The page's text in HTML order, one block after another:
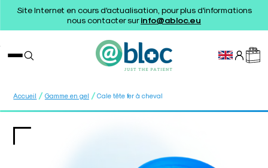
Site Internet en cours d'actualisation, pour plus d'informations
nous contacter surinfo@abloc.eu
Accueil / Gamme en gel / Cale tête fer à cheval